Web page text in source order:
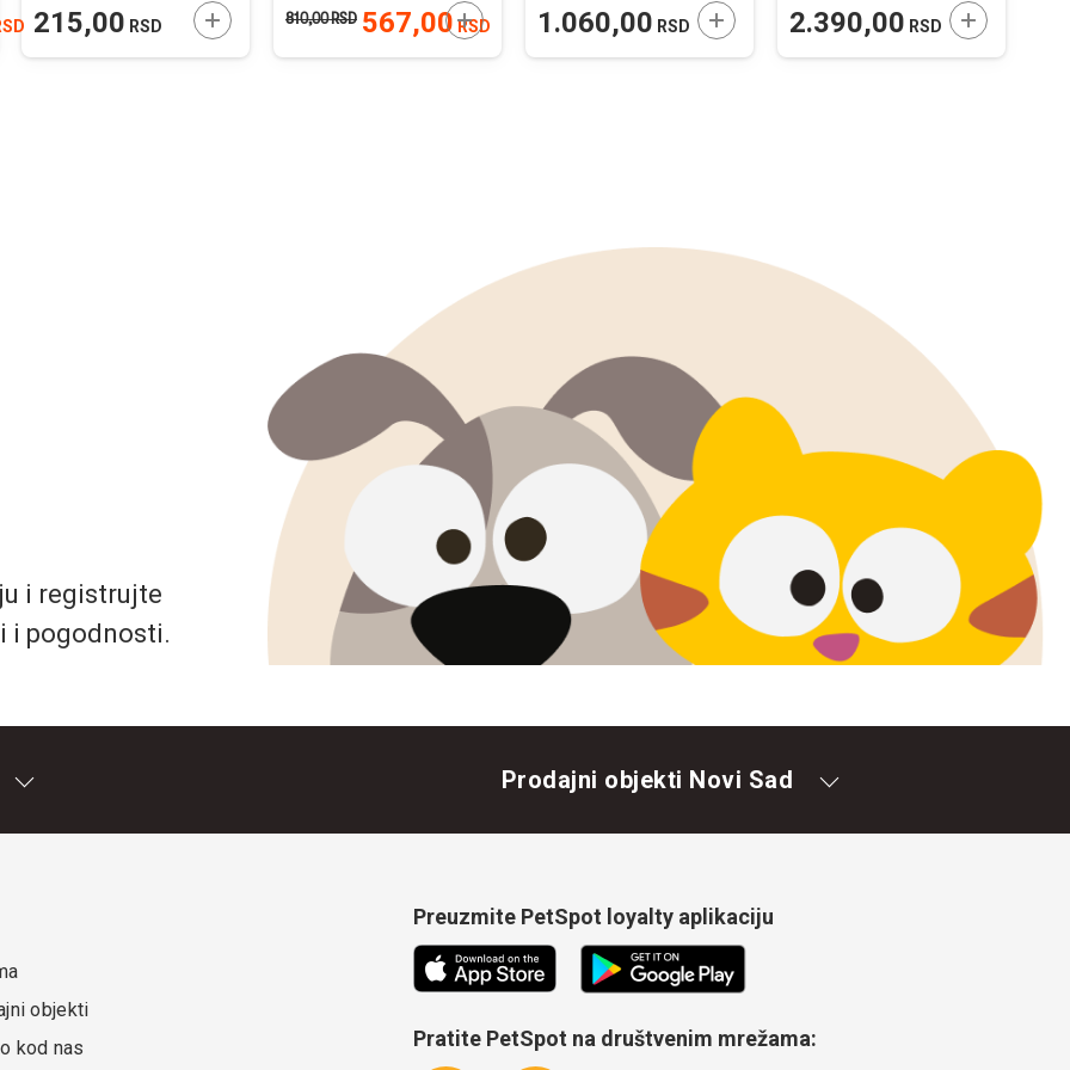
U KORPU
215,00 RSD DODAJTE U KORPU567,00 RSD
810,00RSD DODAJTE U KORPU
1.060,00 RSD DODAJTE U KORPU
2.390,00 RSD DODAJTE U
i registrujte
i pogodnosti.
Prodajni objekti Novi Sad
objekti
kod nas
Preuzmite PetSpot loyalty aplikaciju
Pratite PetSpot na društvenim mrežama: